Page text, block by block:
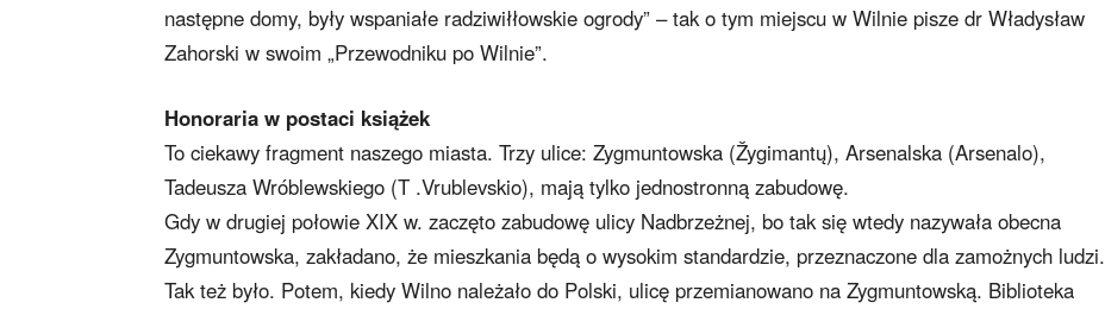
następne domy, były wspaniałe radziwiłłowskie ogrody” – tak o tym miejscu w Wilnie pisze dr Władysław
Zahorski w swoim „Przewodniku po Wilnie”.
Honoraria w postaci książek
To ciekawy fragment naszego miasta. Trzy ulice: Zygmuntowska (Žygimantų), Arsenalska (Arsenalo),
Tadeusza Wróblewskiego (T .Vrublevskio), mają tylko jednostronną zabudowę.
Gdy w drugiej połowie XIX w. zaczęto zabudowę ulicy Nadbrzeżnej, bo tak się wtedy nazywała obecna
Zygmuntowska, zakładano, że mieszkania będą o wysokim standardzie, przeznaczone dla zamożnych ludzi.
Tak też było. Potem, kiedy Wilno należało do Polski, ulicę przemianowano na Zygmuntowską. Biblioteka